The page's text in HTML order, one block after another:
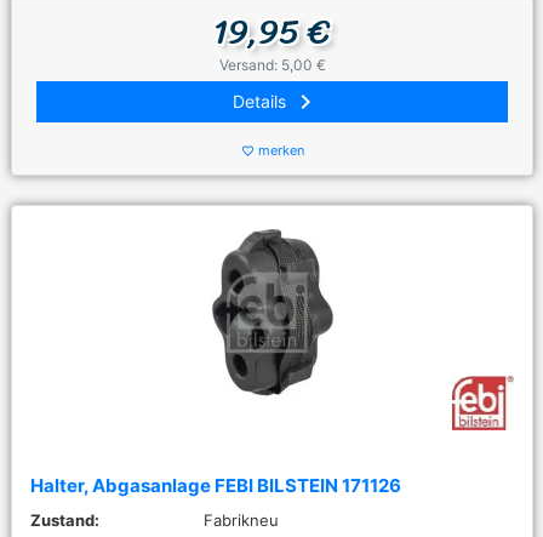
19,95 €
Versand: 5,00 €
Details keyboard_arrow_right
favorite_border merken
Halter, Abgasanlage FEBI BILSTEIN 171126
Zustand:
Fabrikneu